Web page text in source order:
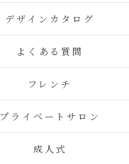
デザインカタログ
よくある質問
フレンチ
プライベートサロン
成人式